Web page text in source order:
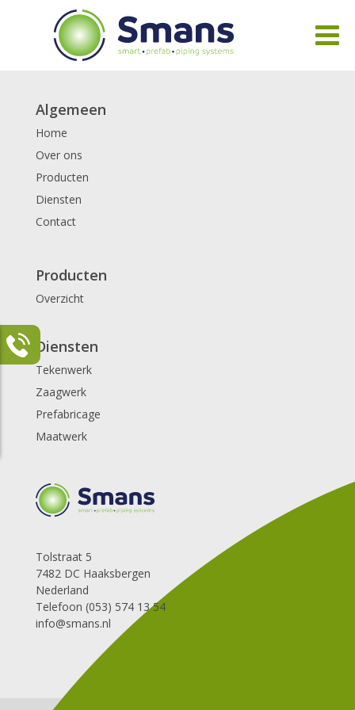
Algemeen
Home
Over ons
Producten
Diensten
Contact
Producten
Overzicht
Diensten
Tekenwerk
Zaagwerk
Prefabricage
Maatwerk
Tolstraat 5
7482 DC Haaksbergen
Nederland
Telefoon (053) 574 13 54
info@smans.nl